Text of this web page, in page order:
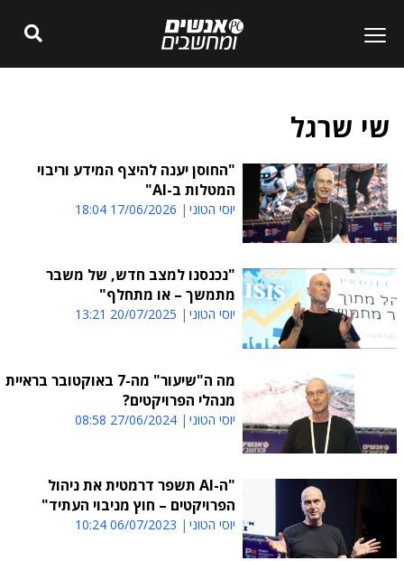
שי שרגל
"החוסן יענה להיצף המידע וריבוי
המטלות ב-AI"
יוסי הטוני 17/06/2026 18:04
"נכנסנו למצב חדש, של משבר
מתמשך – או מתחלף"
יוסי הטוני 20/07/2025 13:21
מה ה"שיעור" מה-7 באוקטובר בראיית
מנהלי הפרויקטים?
יוסי הטוני 27/06/2024 08:58
"ה-AI תשפר דרמטית את ניהול
הפרויקטים – חוץ מניבוי העתיד"
יוסי הטוני 06/07/2023 10:24